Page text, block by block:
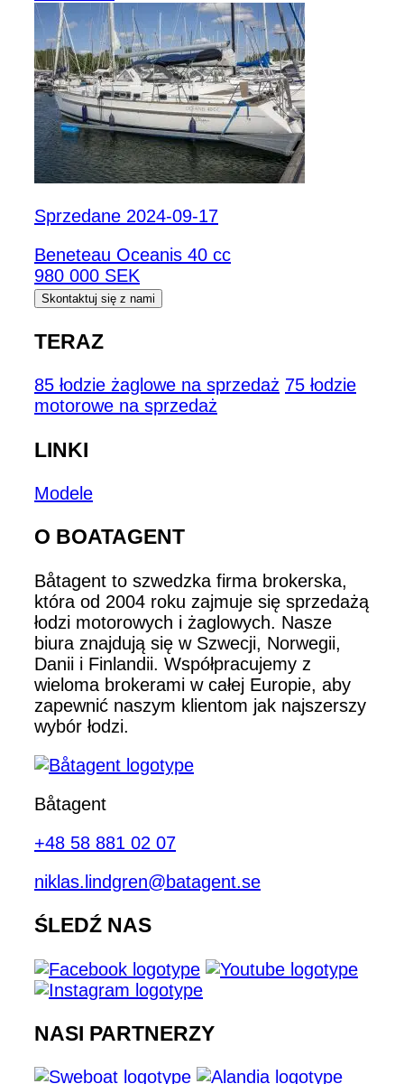
Sprzedane 2024-09-17
Beneteau Oceanis 40 cc
980 000 SEK
Skontaktuj się z nami
TERAZ
85 łodzie żaglowe na sprzedaż 75 łodzie
motorowe na sprzedaż
LINKI
Modele
O BOATAGENT
Båtagent to szwedzka firma brokerska,
która od 2004 roku zajmuje się sprzedażą
łodzi motorowych i żaglowych. Nasze
biura znajdują się w Szwecji, Norwegii,
Danii i Finlandii. Współpracujemy z
wieloma brokerami w całej Europie, aby
zapewnić naszym klientom jak najszerszy
wybór łodzi.
Båtagent
+48 58 881 02 07
niklas.lindgren@batagent.se
ŚLEDŹ NAS
NASI PARTNERZY